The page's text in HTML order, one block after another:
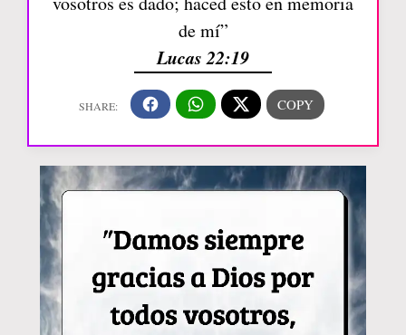
de mí”
Lucas 22:19